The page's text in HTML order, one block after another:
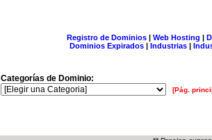
Registro de Dominios| Web Hosting |
Dominios Expirados | Industrias |
Categorías de Dominio:
[Pág.